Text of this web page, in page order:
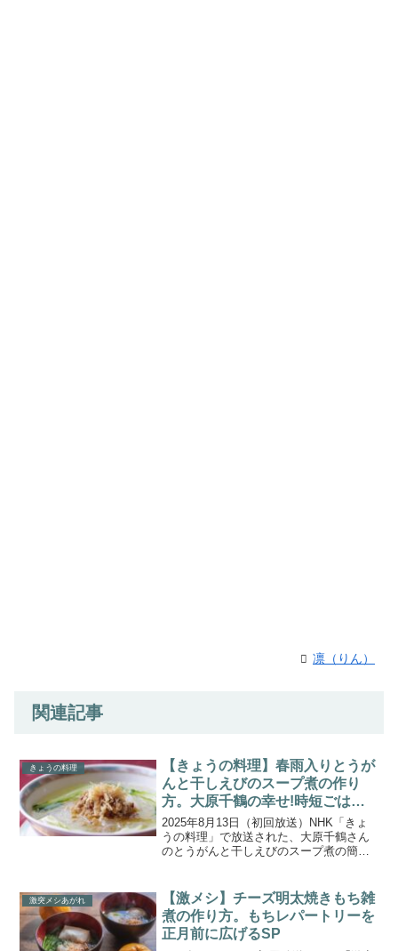
凛（りん）
関連記事
きょうの料理
【きょうの料理】春雨入りとうが
んと干しえびのスープ煮の作り
方。大原千鶴の幸せ!時短ごはん
香りで養生
2025年8月13日（初回放送）NHK「きょ
うの料理」で放送された、大原千鶴さん
のとうがんと干しえびのスープ煮の簡単
「大原千鶴の幸せ!時短ごはん」は、スト
ック（つくりお...
激突メシあがれ
【激メシ】チーズ明太焼きもち雑
煮の作り方。もちレパートリーを
正月前に広げるSP